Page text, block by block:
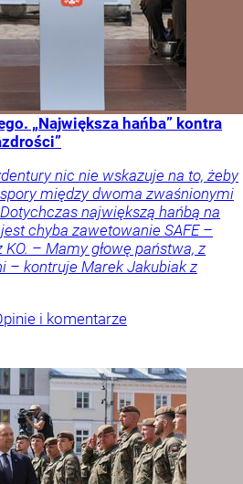
„Największa hańba” kontra
nic nie wskazuje na to, żeby
między dwoma zwaśnionymi
największą hańbą na
chyba zawetowanie SAFE –
– Mamy głowę państwa, z
– kontruje Marek Jakubiak z
i komentarze